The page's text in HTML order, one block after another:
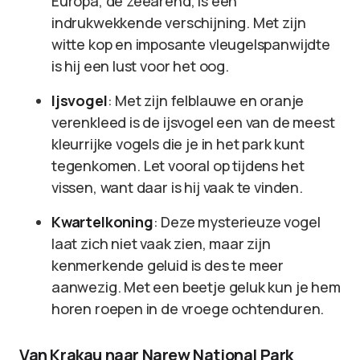
indrukwekkende verschijning. Met zijn
witte kop en imposante vleugelspanwijdte
is hij een lust voor het oog.
Ijsvogel: Met zijn felblauwe en oranje
verenkleed is de ijsvogel een van de meest
kleurrijke vogels die je in het park kunt
tegenkomen. Let vooral op tijdens het
vissen, want daar is hij vaak te vinden.
Kwartelkoning: Deze mysterieuze vogel
laat zich niet vaak zien, maar zijn
kenmerkende geluid is des te meer
aanwezig. Met een beetje geluk kun je hem
horen roepen in de vroege ochtenduren.
Van Krakau naar Narew National Park